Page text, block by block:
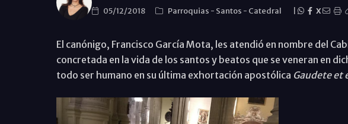
05/12/2018 Parroquias - Santos - Catedral X
El canónigo, Francisco García Mota, les atendió en nombre del
concretada en la vida de los santos y beatos que se veneran en
todo ser humano en su última exhortación apostólica Gaudete et